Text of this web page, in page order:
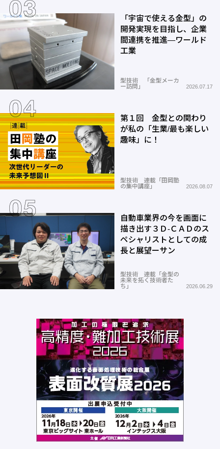
「宇宙で使える金型」の
開発実現を目指し、企業
間連携を推進―ワールド
工業
型技術 「金型メーカ
ー訪問」
2026.07.17
第１回 金型との関わり
が私の「生業/最も楽しい
趣味」に！
型技術 連載「田岡塾
の集中講座」
2026.08.07
自動車業界の今を画面に
描き出す３Ｄ-ＣＡＤのス
ペシャリストとしての成
長と展望ーサン
型技術 連載「金型の
未来を拓く技術者た
ち」
2026.06.29